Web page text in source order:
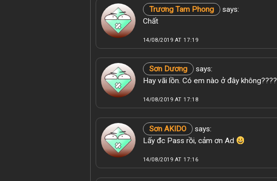
Trương Tam Phong
says:
Chất
14/08/2019 AT 17:19
Sơn Dương
says:
Hay vãi lồn. Có em nào ở đây không????
14/08/2019 AT 17:18
Sơn AKIDO
says:
Lấy đc Pass rồi, cảm ơn Ad
14/08/2019 AT 17:16